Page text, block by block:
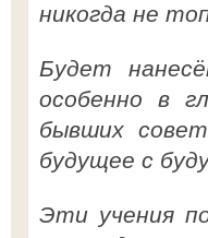
никогда не
Будет
особенно в
бывших
будущее с
Эти учения